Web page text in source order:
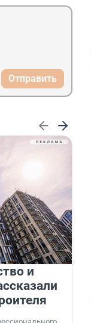
Отправить
и